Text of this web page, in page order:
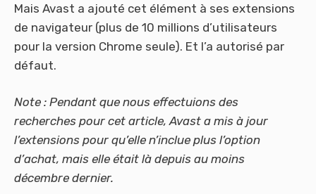
Mais Avast a ajouté cet élément à ses extensions
de navigateur (plus de 10 millions d’utilisateurs
pour la version Chrome seule). Et l’a autorisé par
défaut.
Note : Pendant que nous effectuions des
recherches pour cet article, Avast a mis à jour
l’extensions pour qu’elle n’inclue plus l’option
d’achat, mais elle était là depuis au moins
décembre dernier.